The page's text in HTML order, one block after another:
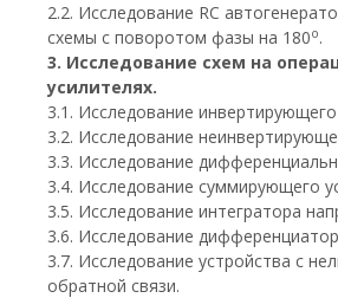
2.2. Исследование RC
схемы с поворотом фазы на 180o.
3. Исследование схем на
усилителях.
3.1. Исследование инвертирующего
3.2. Исследование
3.3. Исследование
3.4. Исследование суммирующего
3.5. Исследование интегратора
3.6. Исследование
3.7. Исследование устройства с
обратной связи.